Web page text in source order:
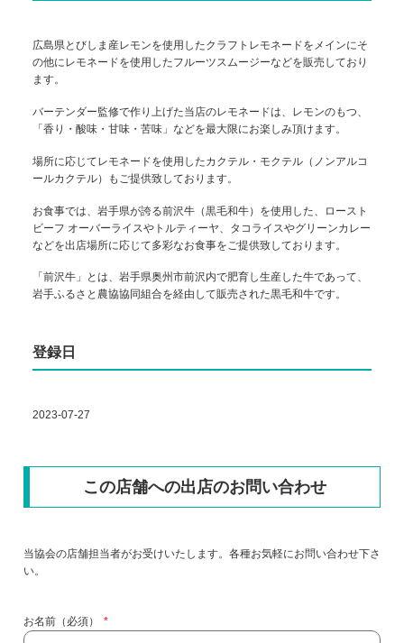
広島県とびしま産レモンを使用したクラフトレモネードをメインにそ
の他にレモネードを使用したフルーツスムージーなどを販売しており
ます。
バーテンダー監修で作り上げた当店のレモネードは、レモンのもつ、
「香り・酸味・甘味・苦味」などを最大限にお楽しみ頂けます。
場所に応じてレモネードを使用したカクテル・モクテル（ノンアルコ
ールカクテル）もご提供致しております。
お食事では、岩手県が誇る前沢牛（黒毛和牛）を使用した、ロースト
ビーフ オーバーライスやトルティーヤ、タコライスやグリーンカレー
などを出店場所に応じて多彩なお食事をご提供致しております。
「前沢牛」とは、岩手県奥州市前沢内で肥育し生産した牛であって、
岩手ふるさと農協協同組合を経由して販売された黒毛和牛です。
登録日
2023-07-27
この店舗への出店のお問い合わせ
当協会の店舗担当者がお受けいたします。各種お気軽にお問い合わせ下さ
い。
お名前（必須）